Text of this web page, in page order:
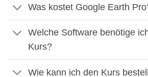
Was kostet Google Earth
Welche Software benötige
Kurs?
Wie kann ich den Kurs